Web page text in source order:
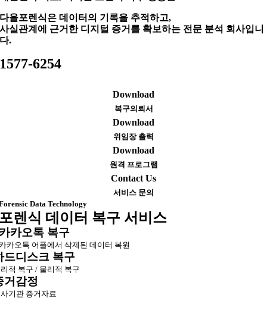
다올포렌식은 데이터의 기록을 추적하고,
사실관계에 근거한 디지털 증거를 확보하는 전문 분석 회사입니
다.
1577-6254
Download
복구의뢰서
Download
위임장 출력
Download
원격 프로그램
Contact Us
서비스 문의
Data Technology
렌식 데이터 복구 서비스
카오톡 복구
카오톡 어플에서 삭제된 데이터 복원
드디스크 복구
적 복구 / 물리적 복구
거감정
기관 증거자료